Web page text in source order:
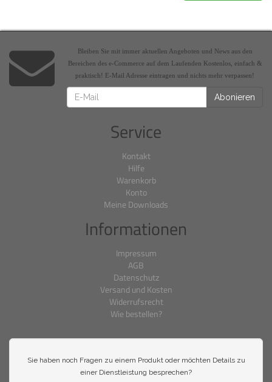
Bleiben Sie mit immer aktuellen Angeboten und News aus den
Bereichen des e-Commerce auf dem Laufenden Kostenlos, einfach &
praktisch! E-Mail Adresse eintragen und nichts mehr verpassen!
Abonieren
Service
Kontakt
Hilfe
Warenkorb
Konto
Meine Downloads
Informationen
Impressum
AGB
Datenschutz
Versand und Kosten
Widerrufsrecht
Wie bestellen?
Sie haben noch Fragen zu einem Produkt oder möchten Details zu
einer Dienstleistung besprechen?